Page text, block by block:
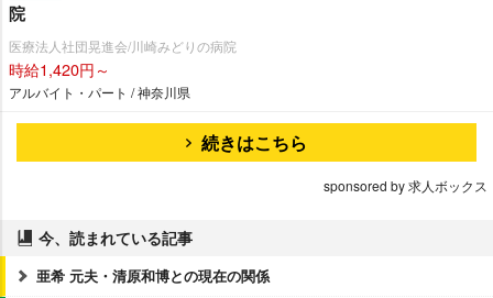
院
医療法人社団晃進会/川崎みどりの病院
時給1,420円～
アルバイト・パート / 神奈川県
続きはこちら
sponsored by 求人ボックス
今、読まれている記事
亜希 元夫・清原和博との現在の関係